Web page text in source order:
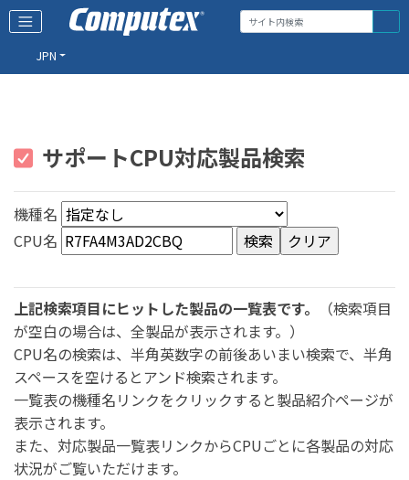
JPN
サポートCPU対応製品検索
機種名
CPU名
上記検索項目にヒットした製品の一覧表です。
（検索項目
が空白の場合は、全製品が表示されます。）
CPU名の検索は、半角英数字の前後あいまい検索で、半角
スペースを空けるとアンド検索されます。
一覧表の機種名リンクをクリックすると製品紹介ページが
表示されます。
また、対応製品一覧表リンクからCPUごとに各製品の対応
状況がご覧いただけます。